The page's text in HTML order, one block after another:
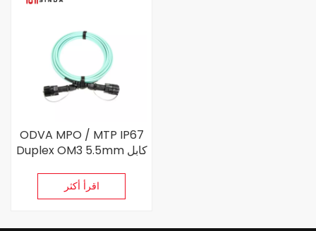
ODVA MPO / MTP IP67
Duplex OM3 5.5mm كابل
اقرأ أكثر